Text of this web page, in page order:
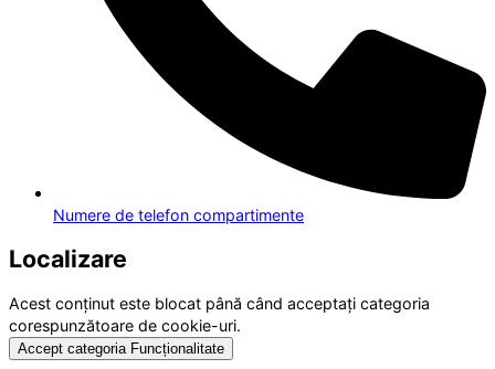
Numere de telefon compartimente
Localizare
Acest conținut este blocat până când acceptați categoria
corespunzătoare de cookie-uri.
Accept categoria Funcționalitate